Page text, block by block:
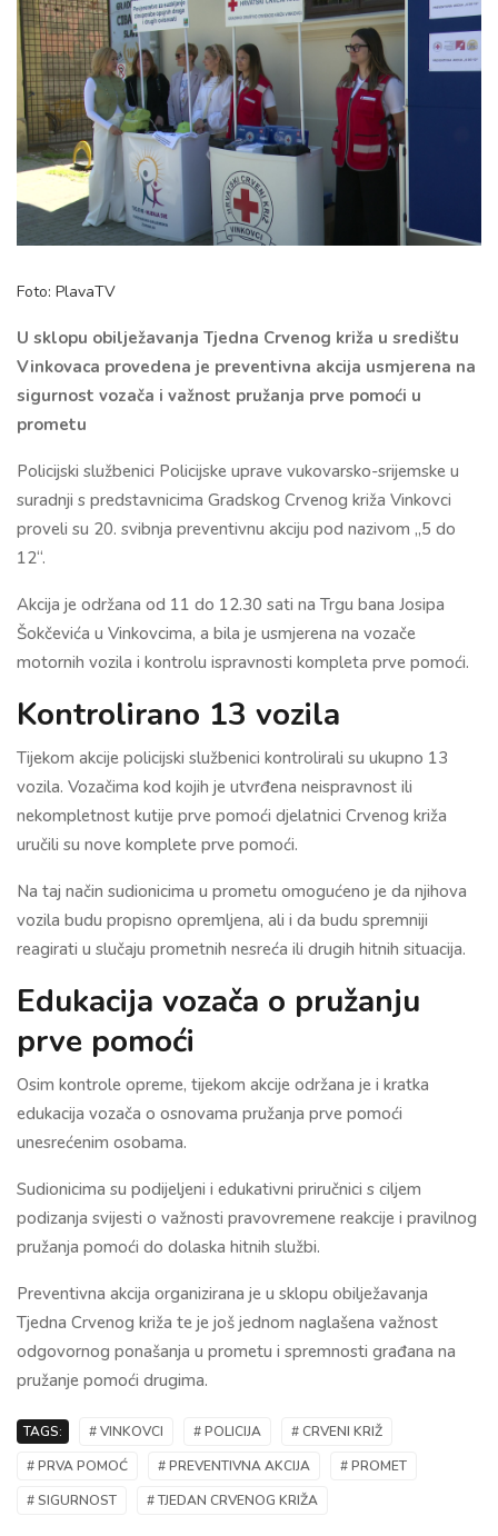
Foto: PlavaTV
U sklopu obilježavanja Tjedna Crvenog križa u središtu
Vinkovaca provedena je preventivna akcija usmjerena na
sigurnost vozača i važnost pružanja prve pomoći u
prometu
Policijski službenici Policijske uprave vukovarsko-srijemske u
suradnji s predstavnicima Gradskog Crvenog križa Vinkovci
proveli su 20. svibnja preventivnu akciju pod nazivom „5 do
12“.
Akcija je održana od 11 do 12.30 sati na Trgu bana Josipa
Šokčevića u Vinkovcima, a bila je usmjerena na vozače
motornih vozila i kontrolu ispravnosti kompleta prve pomoći.
Kontrolirano 13 vozila
Tijekom akcije policijski službenici kontrolirali su ukupno 13
vozila. Vozačima kod kojih je utvrđena neispravnost ili
nekompletnost kutije prve pomoći djelatnici Crvenog križa
uručili su nove komplete prve pomoći.
Na taj način sudionicima u prometu omogućeno je da njihova
vozila budu propisno opremljena, ali i da budu spremniji
reagirati u slučaju prometnih nesreća ili drugih hitnih situacija.
Edukacija vozača o pružanju
prve pomoći
Osim kontrole opreme, tijekom akcije održana je i kratka
edukacija vozača o osnovama pružanja prve pomoći
unesrećenim osobama.
Sudionicima su podijeljeni i edukativni priručnici s ciljem
podizanja svijesti o važnosti pravovremene reakcije i pravilnog
pružanja pomoći do dolaska hitnih službi.
Preventivna akcija organizirana je u sklopu obilježavanja
Tjedna Crvenog križa te je još jednom naglašena važnost
odgovornog ponašanja u prometu i spremnosti građana na
pružanje pomoći drugima.
TAGS: # VINKOVCI # POLICIJA
# CRVENI KRIŽ
# PRVA POMOĆ
# PREVENTIVNA AKCIJA
# PROMET
# SIGURNOST
# TJEDAN CRVENOG KRIŽA